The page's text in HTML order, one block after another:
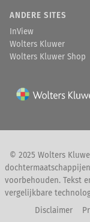
ANDERE SITES
InView
Wolters Kluwer
Wolters Kluwer Shop
© 2025 Wolters
voorbehouden. Tekst
vergelijkbare
Disclaimer